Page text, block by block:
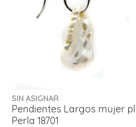
SIN ASIGNAR
Pendientes Largos mujer
Perla 18701